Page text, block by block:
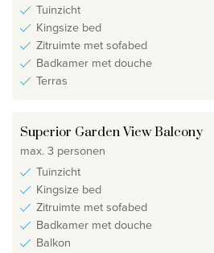
Tuinzicht
Kingsize bed
Zitruimte met sofabed
Badkamer met douche
Terras
Superior Garden View Balcony
max. 3 personen
Tuinzicht
Kingsize bed
Zitruimte met sofabed
Badkamer met douche
Balkon